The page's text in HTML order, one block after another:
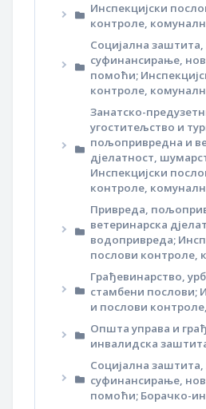
Инспекцијски
контроле,
Социјална заштита,
суфинансирање,
помоћи;
контроле,
Занатско-
угоститељство и
пољопривредна и
дјелатност,
Инспекцијски
контроле,
Привреда,
ветеринарска
водопривреда;
послови контроле,
Грађевинарство,
стамбени послови;
и послови
Општа управа и
инвалидска
Социјална заштита,
суфинансирање,
помоћи; Борачко-